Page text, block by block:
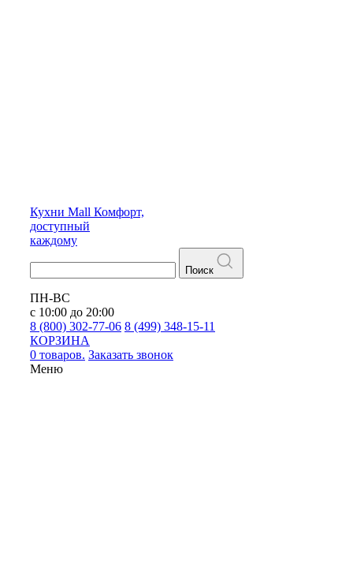
Кухни Mall Комфорт,
доступный
каждому
Поиск
ПН-ВС
с 10:00 до 20:00
8 (800) 302-77-06 8 (499) 348-15-11
КОРЗИНА
0 товаров. Заказать звонок
Меню